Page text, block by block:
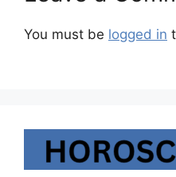
You must be logged in